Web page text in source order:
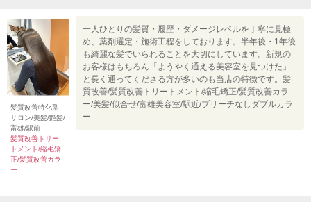
髪質改善特化型
サロン/美髪/艶髪/
富雄/駅前
髪質改善トリー
トメント/縮毛矯
正/髪質改善カラ
ー
一人ひとりの髪質・履歴・ダメージレベルを丁寧に見極
め、薬剤選定・施術工程をしております。半年後・1年後
も綺麗な髪でいられることを大切にしています。新規の
お客様はもちろん「ようやく通える美容室を見つけた」
と長く通ってくださる方が多いのも当店の特徴です。髪
質改善/髪質改善トリートメント/縮毛矯正/髪質改善カラ
ー/美髪/似合せ/富雄美容室/駅近/ブリーチなしダブルカラ
ー